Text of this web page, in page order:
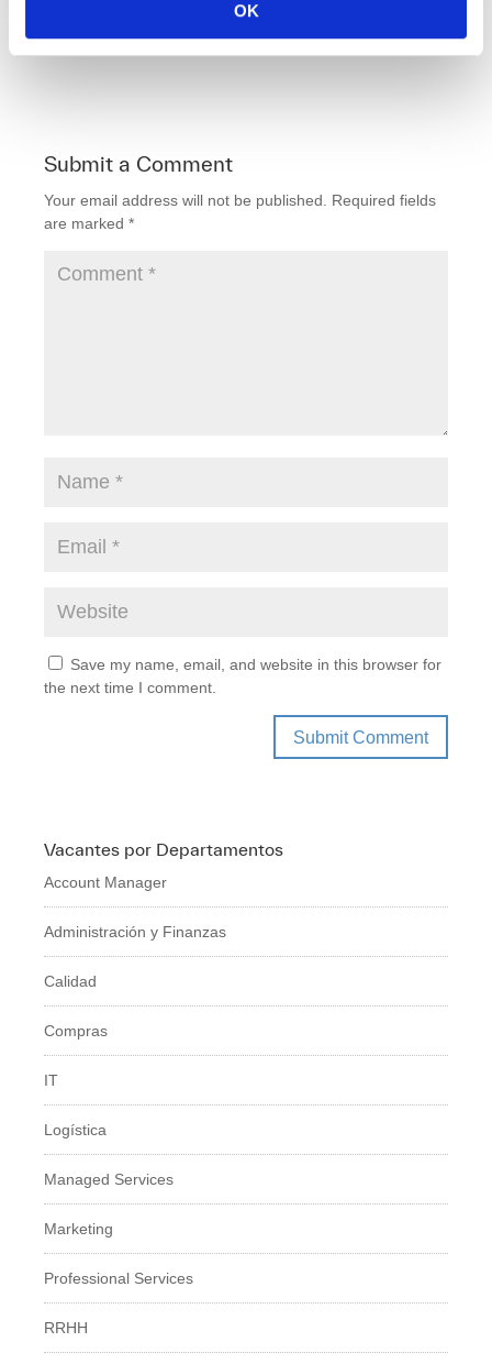
OK
a
b
o
o
wi n
n
E
m
Submit a Comment
Your email address will not be published.
Required fields
are marked *
Save my name, email, and website in this browser for
the next time I comment.
Vacantes por Departamentos
Account Manager
Administración y Finanzas
Calidad
Compras
IT
Logí­stica
Managed Services
Marketing
Professional Services
RRHH